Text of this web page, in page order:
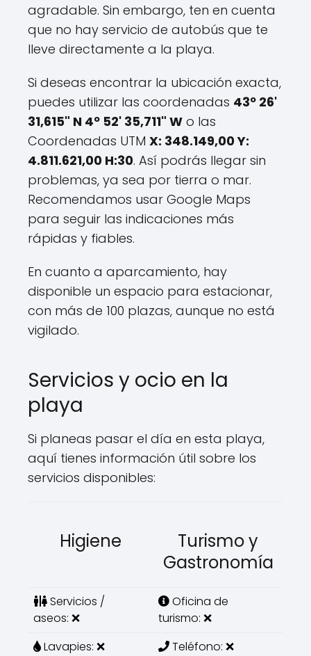
agradable. Sin embargo, ten en cuenta
que no hay servicio de autobús que te
lleve directamente a la playa.
Si deseas encontrar la ubicación exacta,
puedes utilizar las coordenadas 43º 26'
31,615" N 4º 52' 35,711" W o las
Coordenadas UTM X: 348.149,00 Y:
4.811.621,00 H:30. Así podrás llegar sin
problemas, ya sea por tierra o mar.
Recomendamos usar Google Maps
para seguir las indicaciones más
rápidas y fiables.
En cuanto a aparcamiento, hay
disponible un espacio para estacionar,
con más de 100 plazas, aunque no está
vigilado.
Servicios y ocio en la
playa
Si planeas pasar el día en esta playa,
aquí tienes información útil sobre los
servicios disponibles:
Higiene
Turismo y
Gastronomía
Servicios /
aseos: ❌
Oficina de
turismo: ❌
Lavapies: ❌
Teléfono: ❌